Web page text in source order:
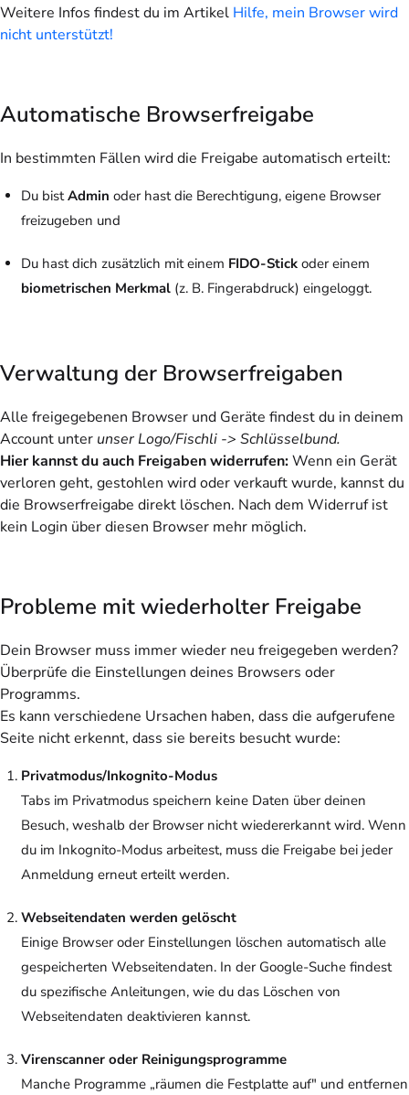
Weitere Infos findest du im Artikel Hilfe, mein Browser wird
nicht unterstützt!
Automatische Browserfreigabe
In bestimmten Fällen wird die Freigabe automatisch erteilt:
Du bistAdmin oder hast die Berechtigung, eigene Browser
freizugeben und
Du hast dich zusätzlich mit einem FIDO-Stickoder einem
biometrischen Merkmal(z. B. Fingerabdruck) eingeloggt.
Verwaltung der Browserfreigaben
Alle freigegebenen Browser und Geräte findest du in deinem
Account unter unser Logo/Fischli -> Schlüsselbund.
Hier kannst du auch Freigaben widerrufen:Wenn ein Gerät
verloren geht, gestohlen wird oder verkauft wurde, kannst du
die Browserfreigabe direkt löschen. Nach dem Widerruf ist
kein Login über diesen Browser mehr möglich.
Probleme mit wiederholter Freigabe
Dein Browser muss immer wieder neu freigegeben werden?
Überprüfe die Einstellungen deines Browsers oder
Programms.
Es kann verschiedene Ursachen haben, dass die aufgerufene
Seite nicht erkennt, dass sie bereits besucht wurde:
Privatmodus/Inkognito-Modus
Tabs im Privatmodus speichern keine Daten über deinen
Besuch, weshalb der Browser nicht wiedererkannt wird. Wenn
du im Inkognito-Modus arbeitest, muss die Freigabe bei jeder
Anmeldung erneut erteilt werden.
Webseitendaten werden gelöscht
Einige Browser oder Einstellungen löschen automatisch alle
gespeicherten Webseitendaten. In der Google-Suche findest
du spezifische Anleitungen, wie du das Löschen von
Webseitendaten deaktivieren kannst.
Virenscanner oder Reinigungsprogramme
Manche Programme „räumen die Festplatte auf" und entfernen